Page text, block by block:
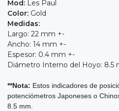
Mod: Les Paul
Color: Gold
Medidas:
Largo: 22 mm +-
Ancho: 14 mm +-
Espesor: 0.4 mm +-
Diámetro Interno del Hoyo: 8.5
**Nota: Estos indicadores de
potenciómetros Japoneses o
8.5 mm.